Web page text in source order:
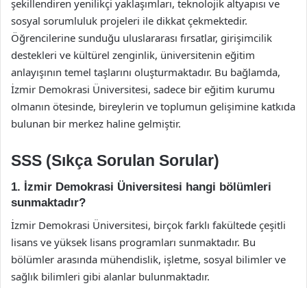
şekillendiren yenilikçi yaklaşımları, teknolojik altyapısı ve
sosyal sorumluluk projeleri ile dikkat çekmektedir.
Öğrencilerine sunduğu uluslararası fırsatlar, girişimcilik
destekleri ve kültürel zenginlik, üniversitenin eğitim
anlayışının temel taşlarını oluşturmaktadır. Bu bağlamda,
İzmir Demokrasi Üniversitesi, sadece bir eğitim kurumu
olmanın ötesinde, bireylerin ve toplumun gelişimine katkıda
bulunan bir merkez haline gelmiştir.
SSS (Sıkça Sorulan Sorular)
1. İzmir Demokrasi Üniversitesi hangi bölümleri
sunmaktadır?
İzmir Demokrasi Üniversitesi, birçok farklı fakültede çeşitli
lisans ve yüksek lisans programları sunmaktadır. Bu
bölümler arasında mühendislik, işletme, sosyal bilimler ve
sağlık bilimleri gibi alanlar bulunmaktadır.